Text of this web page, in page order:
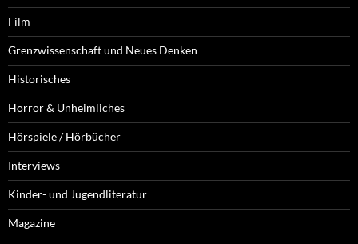
Film
Grenzwissenschaft und Neues Denken
Historisches
Horror & Unheimliches
Hörspiele / Hörbücher
Interviews
Kinder- und Jugendliteratur
Magazine